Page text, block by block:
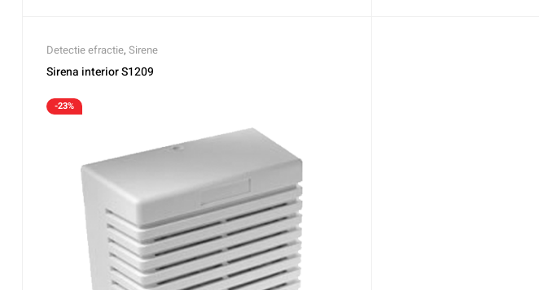
Detectie efractie, Sirene
Sirena interior S1209
-23%